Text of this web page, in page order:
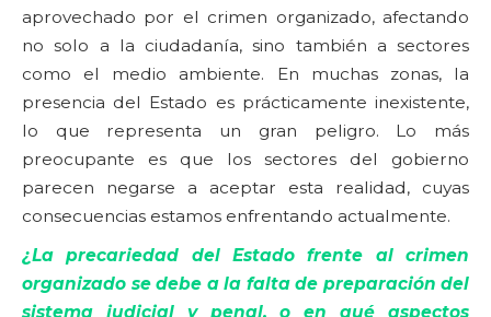
aprovechado por el crimen organizado, afectando
no solo a la ciudadanía, sino también a sectores
como el medio ambiente. En muchas zonas, la
presencia del Estado es prácticamente inexistente,
lo que representa un gran peligro. Lo más
preocupante es que los sectores del gobierno
parecen negarse a aceptar esta realidad, cuyas
consecuencias estamos enfrentando actualmente.
¿La precariedad del Estado frente al crimen
organizado se debe a la falta de preparación del
sistema judicial y penal, o en qué aspectos